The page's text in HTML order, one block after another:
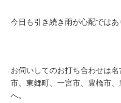
今日も引き続き雨が心配ではあ
お伺いしてのお打ち合わせは
市、東郷町、一宮市、豊橋市
へ。